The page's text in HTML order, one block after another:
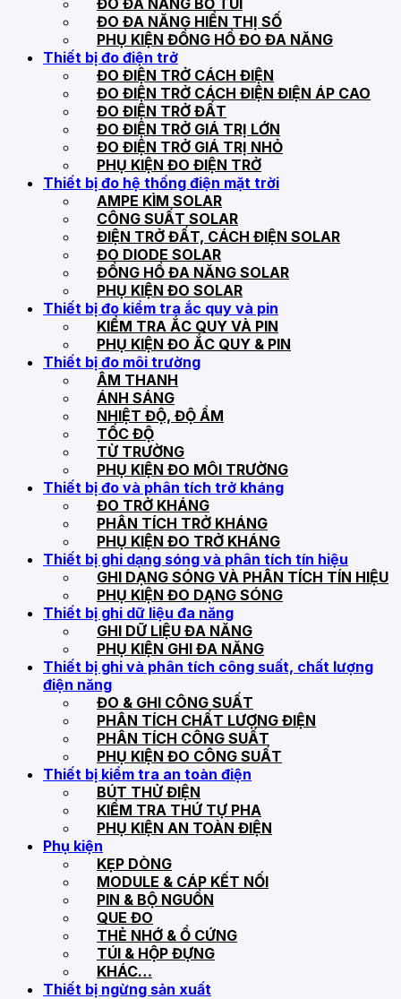
ĐO ĐA NĂNG HIỂN THỊ SỐ
PHỤ KIỆN ĐỒNG HỒ ĐO ĐA NĂNG
Thiết bị đo điện trở
ĐO ĐIỆN TRỞ CÁCH ĐIỆN
ĐO ĐIỆN TRỞ CÁCH ĐIỆN ĐIỆN ÁP CAO
ĐO ĐIỆN TRỞ ĐẤT
ĐO ĐIỆN TRỞ GIÁ TRỊ LỚN
ĐO ĐIỆN TRỞ GIÁ TRỊ NHỎ
PHỤ KIỆN ĐO ĐIỆN TRỞ
Thiết bị đo hệ thống điện mặt trời
AMPE KÌM SOLAR
CÔNG SUẤT SOLAR
ĐIỆN TRỞ ĐẤT, CÁCH ĐIỆN SOLAR
ĐO DIODE SOLAR
ĐỒNG HỒ ĐA NĂNG SOLAR
PHỤ KIỆN ĐO SOLAR
Thiết bị đo kiểm tra ắc quy và pin
KIỂM TRA ẮC QUY VÀ PIN
PHỤ KIỆN ĐO ẮC QUY & PIN
Thiết bị đo môi trường
ÂM THANH
ÁNH SÁNG
NHIỆT ĐỘ, ĐỘ ẨM
TỐC ĐỘ
TỪ TRƯỜNG
PHỤ KIỆN ĐO MÔI TRƯỜNG
Thiết bị đo và phân tích trở kháng
ĐO TRỞ KHÁNG
PHÂN TÍCH TRỞ KHÁNG
PHỤ KIỆN ĐO TRỞ KHÁNG
Thiết bị ghi dạng sóng và phân tích tín hiệu
GHI DẠNG SÓNG VÀ PHÂN TÍCH TÍN HIỆU
PHỤ KIỆN ĐO DẠNG SÓNG
Thiết bị ghi dữ liệu đa năng
GHI DỮ LIỆU ĐA NĂNG
PHỤ KIỆN GHI ĐA NĂNG
Thiết bị ghi và phân tích công suất, chất lượng
điện năng
ĐO & GHI CÔNG SUẤT
PHÂN TÍCH CHẤT LƯỢNG ĐIỆN
PHÂN TÍCH CÔNG SUẤT
PHỤ KIỆN ĐO CÔNG SUẤT
Thiết bị kiểm tra an toàn điện
BÚT THỬ ĐIỆN
KIỂM TRA THỨ TỰ PHA
PHỤ KIỆN AN TOÀN ĐIỆN
Phụ kiện
KẸP DÒNG
MODULE & CÁP KẾT NỐI
PIN & BỘ NGUỒN
QUE ĐO
THẺ NHỚ & Ổ CỨNG
TÚI & HỘP ĐỰNG
KHÁC…
Thiết bị ngừng sản xuất